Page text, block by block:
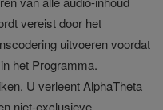
vereist door het
uitvoeren voordat
het Programma.
. U verleent AlphaTheta
niet-exclusieve,